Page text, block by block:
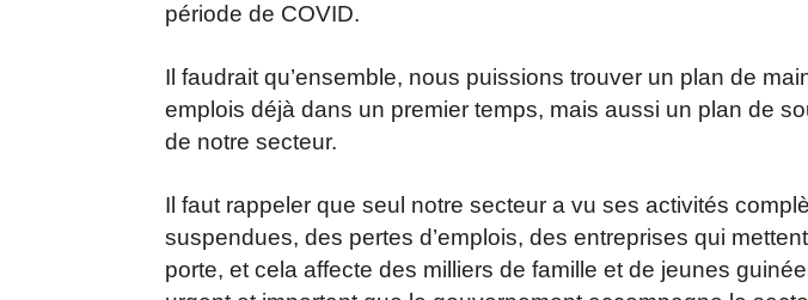
période de COVID.
Il faudrait qu’ensemble, nous puissions trouver un plan de
emplois déjà dans un premier temps, mais aussi un plan de
de notre secteur.
Il faut rappeler que seul notre secteur a vu ses activités
suspendues, des pertes d’emplois, des entreprises qui
porte, et cela affecte des milliers de famille et de jeunes